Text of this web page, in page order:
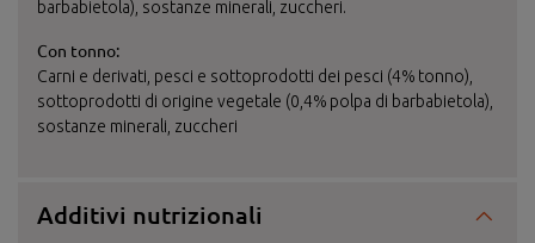
barbabietola), sostanze minerali, zuccheri.
Con tonno:
Carni e derivati, pesci e sottoprodotti dei pesci (4% tonno),
sottoprodotti di origine vegetale (0,4% polpa di barbabietola),
sostanze minerali, zuccheri
Additivi nutrizionali